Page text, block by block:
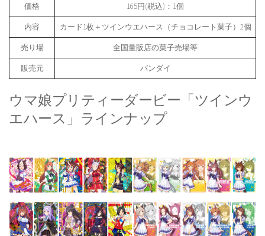
価格 165円(税込)：1個
内容 カード1枚＋ツインウエハース（チョコレート菓子）2個
売り場 全国量販店の菓子売場等
販売元 バンダイ
ウマ娘プリティーダービー「ツインウ
エハース」ラインナップ